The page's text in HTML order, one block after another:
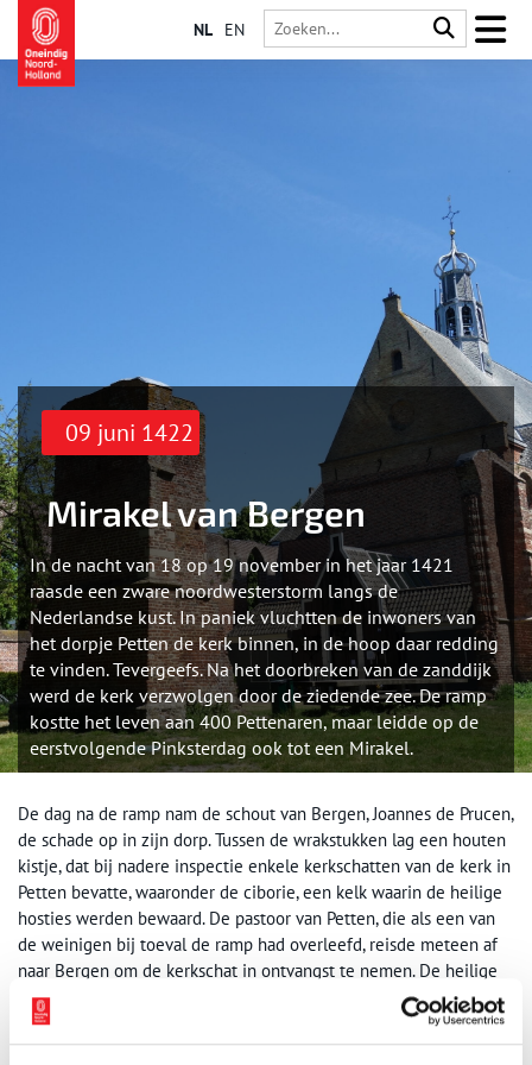
NL EN
09 juni 1422
Mirakel van Bergen
In de nacht van 18 op 19 november in het jaar 1421
raasde een zware noordwesterstorm langs de
Nederlandse kust. In paniek vluchtten de inwoners van
het dorpje Petten de kerk binnen, in de hoop daar redding
te vinden. Tevergeefs. Na het doorbreken van de zanddijk
werd de kerk verzwolgen door de ziedende zee. De ramp
kostte het leven aan 400 Pettenaren, maar leidde op de
eerstvolgende Pinksterdag ook tot een Mirakel.
De dag na de ramp nam de schout van Bergen, Joannes de Prucen,
de schade op in zijn dorp. Tussen de wrakstukken lag een houten
kistje, dat bij nadere inspectie enkele kerkschatten van de kerk in
Petten bevatte, waaronder de ciborie, een kelk waarin de heilige
hosties werden bewaard. De pastoor van Petten, die als een van
de weinigen bij toeval de ramp had overleefd, reisde meteen af
naar Bergen om de kerkschat in ontvangst te nemen. De heilige
hosties werden door hem uit dankbaarheid ter plekke genuttigd,
het zeewater uit de kelk goot hij uit in een schotel die werd
opgeborgen in de oude dorpskerk van Bergen, de huidige